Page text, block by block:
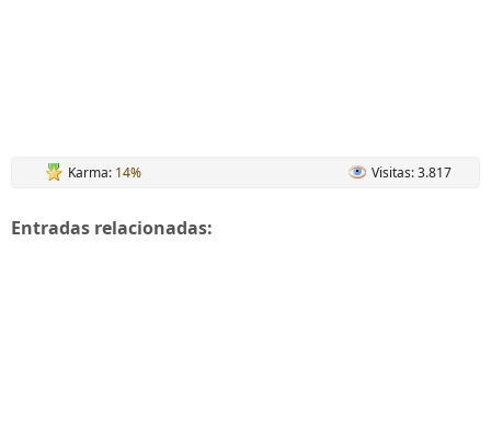
Karma: 14% Visitas: 3.817
Entradas relacionadas: